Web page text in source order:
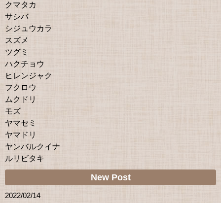
クマタカ
サシバ
シジュウカラ
スズメ
ツグミ
ハクチョウ
ヒレンジャク
フクロウ
ムクドリ
モズ
ヤマセミ
ヤマドリ
ヤンバルクイナ
ルリビタキ
New Post
2022/02/14